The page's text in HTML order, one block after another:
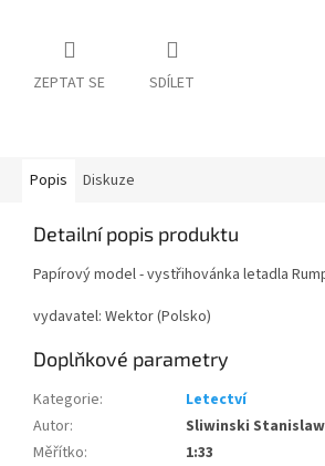
ZEPTAT SE SDÍLET
Popis Diskuze
Detailní popis produktu
Papírový model - vystřihovánka letadla
vydavatel: Wektor (Polsko)
Doplňkové parametry
Kategorie:
Letectví
Autor:
Sliwinski Stanislaw
Měřítko: 1:33